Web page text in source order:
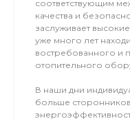
соответствующим
качества и
заслуживает
уже много лет
востребованного и
отопительного
В наши дни
больше